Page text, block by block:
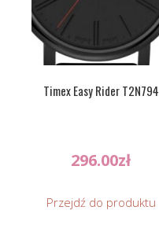
Timex Easy Rider T2N794
296.00zł
Przejdź do produktu